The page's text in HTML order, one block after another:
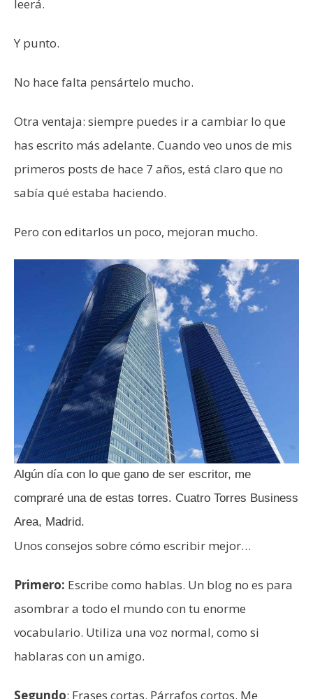
leerá.
Y punto.
No hace falta pensártelo mucho.
Otra ventaja: siempre puedes ir a cambiar lo que
has escrito más adelante. Cuando veo unos de mis
primeros posts de hace 7 años, está claro que no
sabía qué estaba haciendo.
Pero con editarlos un poco, mejoran mucho.
Algún día con lo que gano de ser escritor, me
compraré una de estas torres. Cuatro Torres Business
Area, Madrid.
Unos consejos sobre cómo escribir mejor…
Primero: Escribe como hablas. Un blog no es para
asombrar a todo el mundo con tu enorme
vocabulario. Utiliza una voz normal, como si
hablaras con un amigo.
Segundo: Frases cortas. Párrafos cortos. Me